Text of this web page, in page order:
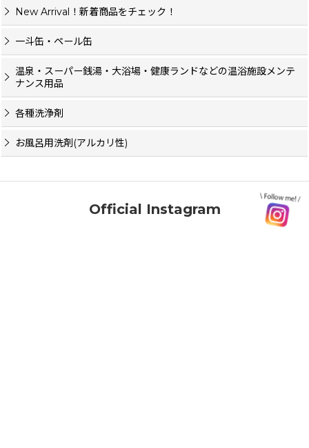
New Arrival！新着商品をチェック！
一斗缶・ペール缶
温泉・スーパー銭湯・大浴場・健康ランドなどの温浴施設メンテ
ナンス用品
各種洗浄剤
お風呂用洗剤(アルカリ性)
Official Instagram